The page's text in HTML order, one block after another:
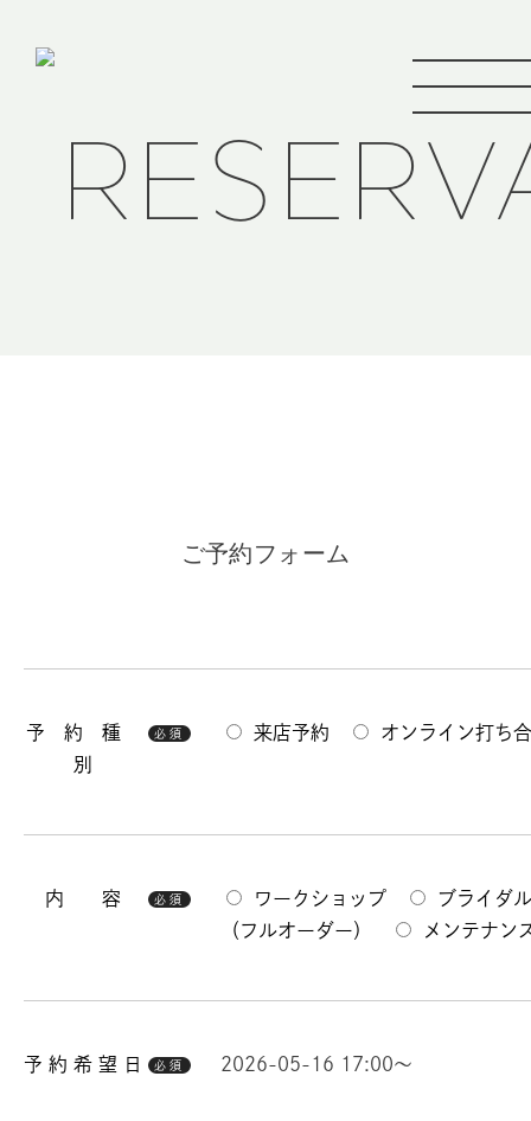
ご予約フォーム
予 約 種
別
必須 来店予約 オンライン打ち
内 容 必須 ワークショップ
ブライダ
（フルオーダー）
メンテナン
予 約 希 望 日 必須 2026-05-16 17:00～